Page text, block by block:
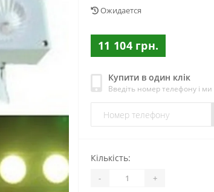
Ожидается
11 104 грн.
Купити в один клік
Введіть номер телефону і
Кількість:
- +